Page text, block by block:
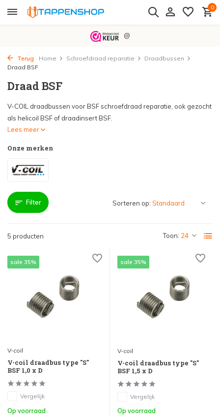
0
@
Terug Home Schroefdraad reparatie
Draadbussen
Draad BSF
Draad BSF
V-COIL draadbussen voor BSF schroefdraad reparatie, ook gezocht
als helicoil BSF of draadinsert BSF.
Lees meer
Onze merken
Filter
5 producten Toon:
Sorteren op:
sale 35%
V-coil
V-coil draadbus type "S"
BSF 1,0 x D
Vergelijk
Op voorraad
sale 35%
V-coil
V-coil draadbus type "S"
BSF 1,5 x D
Vergelijk
Op voorraad